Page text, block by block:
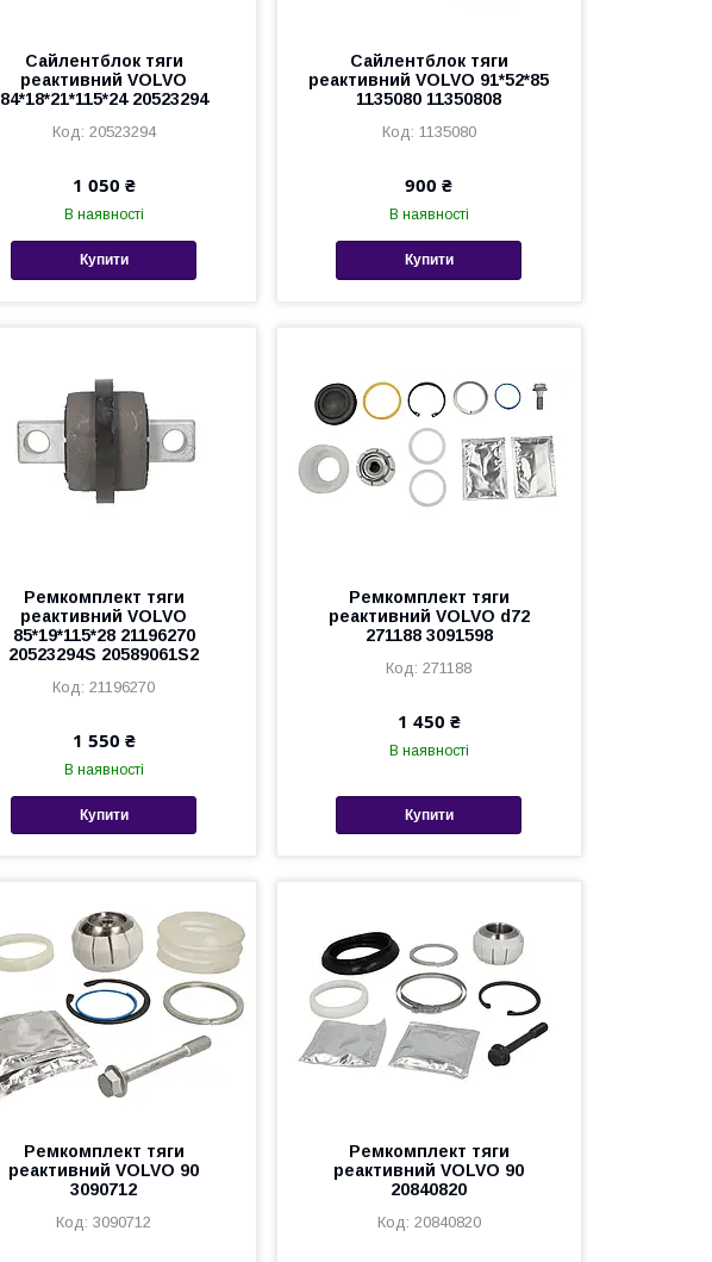
Сайлентблок тяги
реактивний VOLVO
84*18*21*115*24 20523294
20523294
1 050 ₴
В наявності
Купити
Сайлентблок тяги
реактивний VOLVO 91*52*85
1135080 11350808
1135080
900 ₴
В наявності
Купити
Ремкомплект тяги
реактивний VOLVO
85*19*115*28 21196270
20523294S 20589061S2
21196270
1 550 ₴
В наявності
Купити
Ремкомплект тяги
реактивний VOLVO d72
271188 3091598
271188
1 450 ₴
В наявності
Купити
Ремкомплект тяги
реактивний VOLVO 90
3090712
3090712
Ремкомплект тяги
реактивний VOLVO 90
20840820
20840820